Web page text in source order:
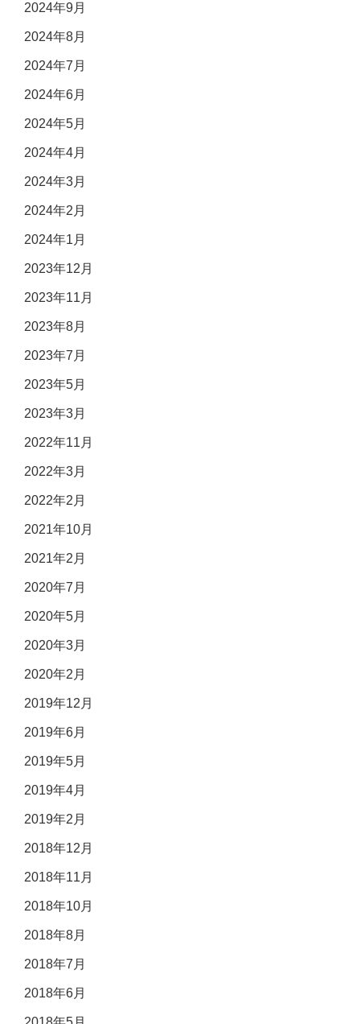
2024年9月
2024年8月
2024年7月
2024年6月
2024年5月
2024年4月
2024年3月
2024年2月
2024年1月
2023年12月
2023年11月
2023年8月
2023年7月
2023年5月
2023年3月
2022年11月
2022年3月
2022年2月
2021年10月
2021年2月
2020年7月
2020年5月
2020年3月
2020年2月
2019年12月
2019年6月
2019年5月
2019年4月
2019年2月
2018年12月
2018年11月
2018年10月
2018年8月
2018年7月
2018年6月